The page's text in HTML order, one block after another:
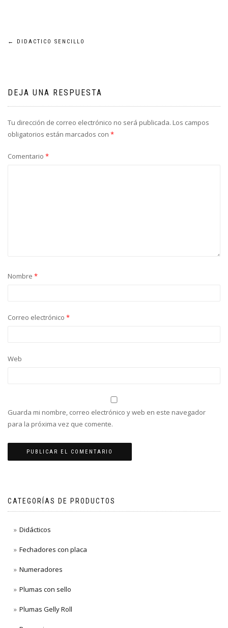
Navegación
entradas
← DIDACTICO SENCILLO
DEJA UNA RESPUESTA
Tu dirección de correo electrónico no será publicada. Los campos
obligatorios están marcados con *
Comentario *
Nombre *
Correo electrónico *
Web
Guarda mi nombre, correo electrónico y web en este navegador
para la próxima vez que comente.
CATEGORÍAS DE PRODUCTOS
Didácticos
Fechadores con placa
Numeradores
Plumas con sello
Plumas Gelly Roll